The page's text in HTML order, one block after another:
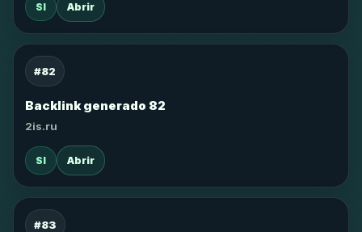
SI Abrir
#82
Backlink generado 82
2is.ru
SI Abrir
#83